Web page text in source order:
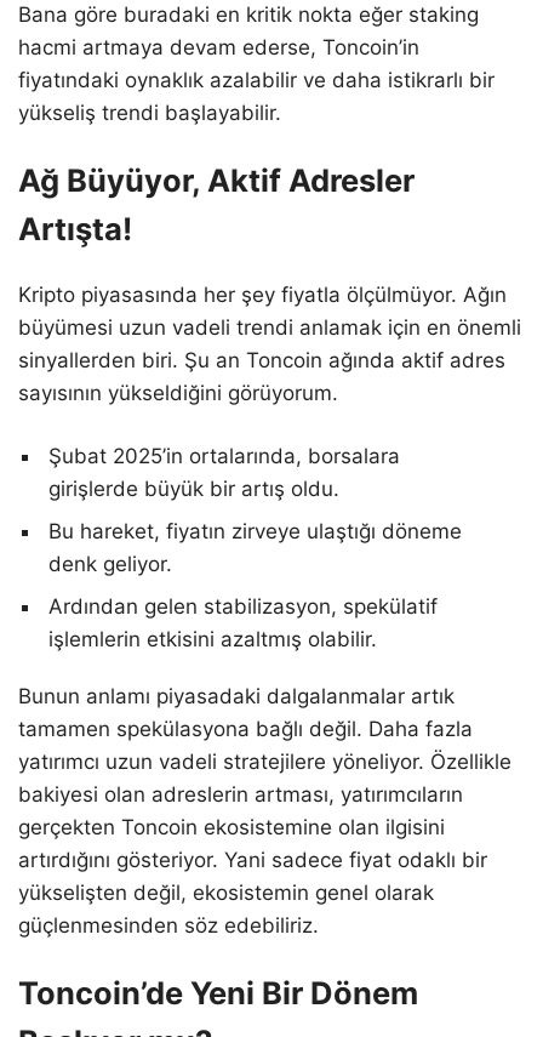
Bana göre buradaki en kritik nokta eğer staking
hacmi artmaya devam ederse, Toncoin’in
fiyatındaki oynaklık azalabilir ve daha istikrarlı bir
yükseliş trendi başlayabilir.
Ağ Büyüyor, Aktif Adresler
Artışta!
Kripto piyasasında her şey fiyatla ölçülmüyor. Ağın
büyümesi uzun vadeli trendi anlamak için en önemli
sinyallerden biri. Şu an Toncoin ağında aktif adres
sayısının yükseldiğini görüyorum.
Şubat 2025’in ortalarında, borsalara
girişlerde büyük bir artış oldu.
Bu hareket, fiyatın zirveye ulaştığı döneme
denk geliyor.
Ardından gelen stabilizasyon, spekülatif
işlemlerin etkisini azaltmış olabilir.
Bunun anlamı piyasadaki dalgalanmalar artık
tamamen spekülasyona bağlı değil. Daha fazla
yatırımcı uzun vadeli stratejilere yöneliyor. Özellikle
bakiyesi olan adreslerin artması, yatırımcıların
gerçekten Toncoin ekosistemine olan ilgisini
artırdığını gösteriyor. Yani sadece fiyat odaklı bir
yükselişten değil, ekosistemin genel olarak
güçlenmesinden söz edebiliriz.
Toncoin’de Yeni Bir Dönem